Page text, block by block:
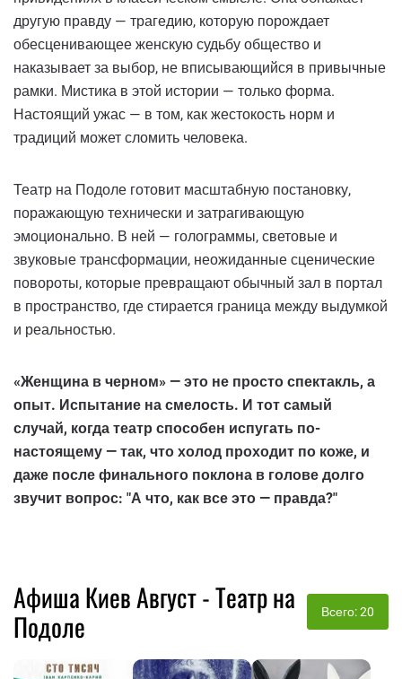
другую правду — трагедию, которую порождает
обесценивающее женскую судьбу общество и
наказывает за выбор, не вписывающийся в привычные
рамки. Мистика в этой истории — только форма.
Настоящий ужас — в том, как жестокость норм и
традиций может сломить человека.
Театр на Подоле готовит масштабную постановку,
поражающую технически и затрагивающую
эмоционально. В ней — голограммы, световые и
звуковые трансформации, неожиданные сценические
повороты, которые превращают обычный зал в портал
в пространство, где стирается граница между выдумкой
и реальностью.
«Женщина в черном» — это не просто спектакль, а
опыт. Испытание на смелость. И тот самый
случай, когда театр способен испугать по-
настоящему — так, что холод проходит по коже, и
даже после финального поклона в голове долго
звучит вопрос: "А что, как все это — правда?"
Афиша Киев Август - Театр на
Подоле
Всего: 20